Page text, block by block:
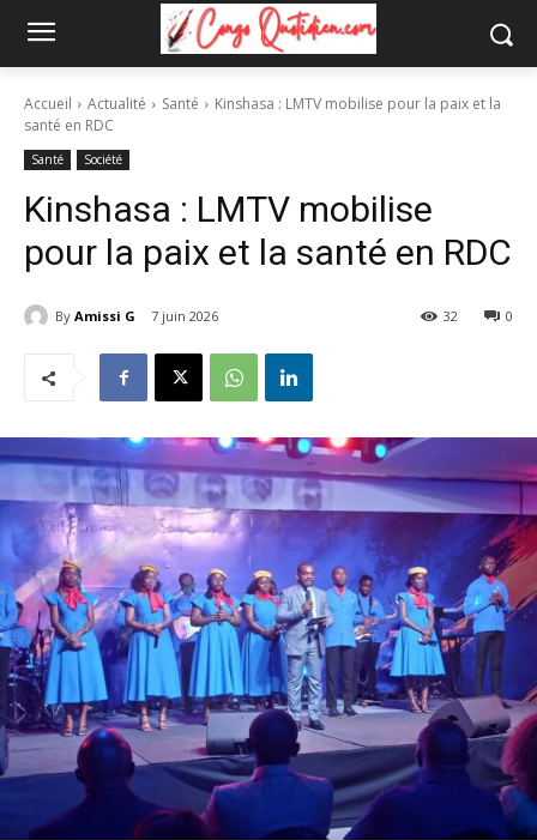
Accueil Actualité Santé
Kinshasa : LMTV mobilise pour la paix et la
santé en RDC
Santé Société
Kinshasa : LMTV mobilise
pour la paix et la santé en RDC
By Amissi G 7 juin 2026 0
32